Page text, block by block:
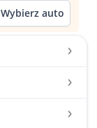
Wybierz auto